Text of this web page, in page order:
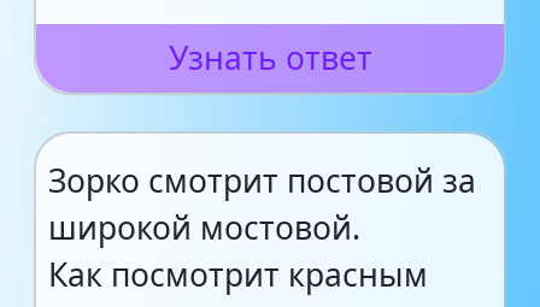
Узнать ответ
Зорко смотрит постовой за
широкой мостовой.
Как посмотрит красным